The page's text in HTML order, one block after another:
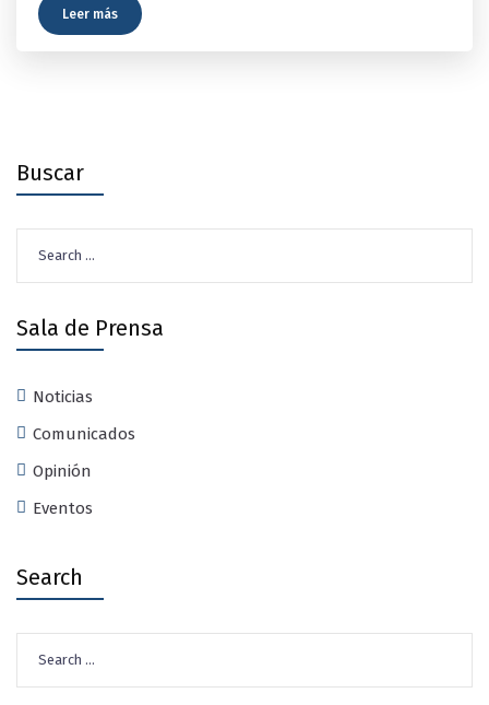
Leer más
Buscar
for:
Sala de Prensa
Noticias
Comunicados
Opinión
Eventos
Search
for: